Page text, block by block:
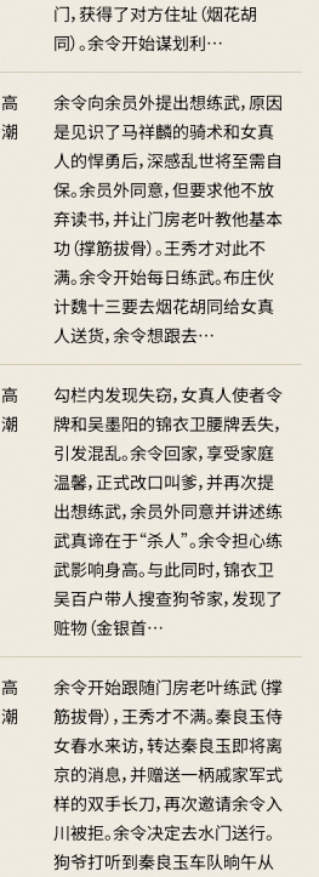
门，获得了对方住址（烟花胡
同）。余令开始谋划利…
高
潮
余令向余员外提出想练武，原因
是见识了马祥麟的骑术和女真
人的悍勇后，深感乱世将至需自
保。余员外同意，但要求他不放
弃读书，并让门房老叶教他基本
功（撑筋拔骨）。王秀才对此不
满。余令开始每日练武。布庄伙
计魏十三要去烟花胡同给女真
人送货，余令想跟去…
高
潮
勾栏内发现失窃，女真人使者令
牌和吴墨阳的锦衣卫腰牌丢失，
引发混乱。余令回家，享受家庭
温馨，正式改口叫爹，并再次提
出想练武，余员外同意并讲述练
武真谛在于“杀人”。余令担心练
武影响身高。与此同时，锦衣卫
吴百户带人搜查狗爷家，发现了
赃物（金银首…
高
潮
余令开始跟随门房老叶练武（撑
筋拔骨），王秀才不满。秦良玉侍
女春水来访，转达秦良玉即将离
京的消息，并赠送一柄戚家军式
样的双手长刀，再次邀请余令入
川被拒。余令决定去水门送行。
狗爷打听到秦良玉车队晌午从